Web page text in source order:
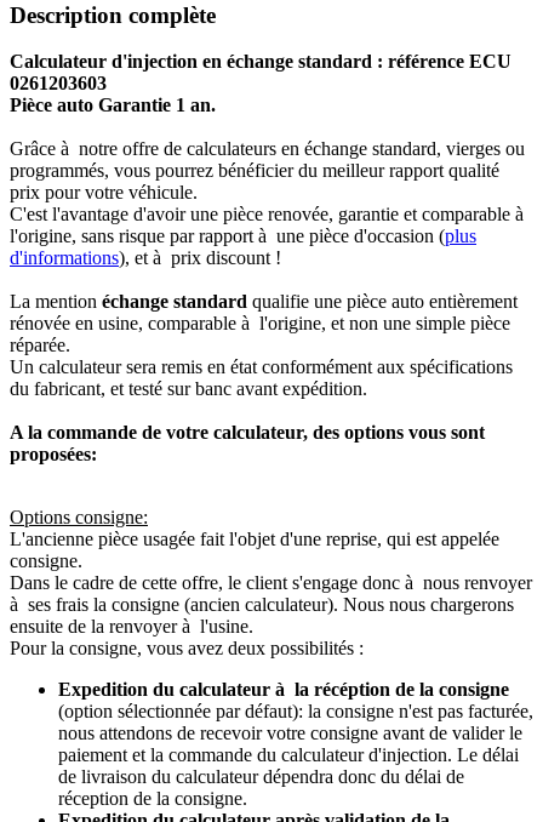
Description complète
Calculateur d'injection en échange standard : référence ECU
0261203603
Pièce auto Garantie 1 an.
Grâce à notre offre de calculateurs en échange standard, vierges ou
programmés, vous pourrez bénéficier du meilleur rapport qualité
prix pour votre véhicule.
C'est l'avantage d'avoir une pièce renovée, garantie et comparable à
l'origine, sans risque par rapport à une pièce d'occasion (plus
d'informations), et à prix discount !
La mention échange standard qualifie une pièce auto entièrement
rénovée en usine, comparable à l'origine, et non une simple pièce
réparée.
Un calculateur sera remis en état conformément aux spécifications
du fabricant, et testé sur banc avant expédition.
A la commande de votre calculateur, des options vous sont
proposées:
Options consigne:
L'ancienne pièce usagée fait l'objet d'une reprise, qui est appelée
consigne.
Dans le cadre de cette offre, le client s'engage donc à nous renvoyer
à ses frais la consigne (ancien calculateur). Nous nous chargerons
ensuite de la renvoyer à l'usine.
Pour la consigne, vous avez deux possibilités :
Expedition du calculateur à la récéption de la consigne
(option sélectionnée par défaut): la consigne n'est pas facturée,
nous attendons de recevoir votre consigne avant de valider le
paiement et la commande du calculateur d'injection. Le délai
de livraison du calculateur dépendra donc du délai de
réception de la consigne.